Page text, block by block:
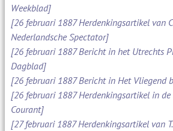
Weekblad]
[26 februari 1887 Herdenkingsartikel van
Nederlandsche Spectator]
[26 februari 1887 Bericht in het Utrechts
Dagblad]
[26 februari 1887 Bericht in Het Vliegend
[26 februari 1887 Herdenkingsartikel in de
Courant]
[27 februari 1887 Herdenkingsartikel van